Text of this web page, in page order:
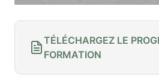
TÉLÉCHARGEZ LE
FORMATION